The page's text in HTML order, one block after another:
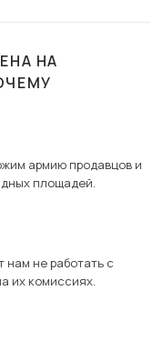
НА
армию продавцов и
площадей.
не работать с
их комиссиях.